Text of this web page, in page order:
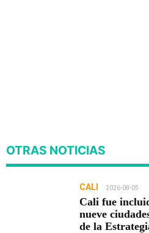
OTRAS NOTICIAS
CALI 2026-08-05
Cali fue
nueve
de la